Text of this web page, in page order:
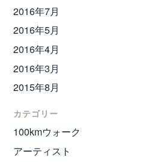
2016年7月
2016年5月
2016年4月
2016年3月
2015年8月
カテゴリー
100kmウォーク
アーティスト